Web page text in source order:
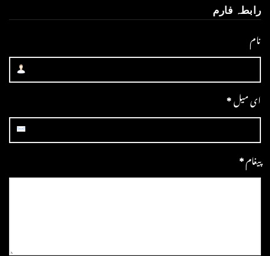
رابطہ فارم
نام
ای میل*
پیغام*